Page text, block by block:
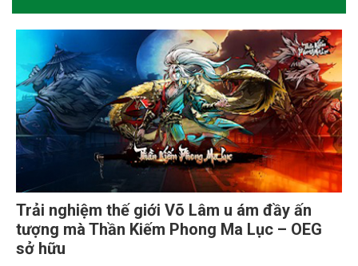
Trải nghiệm thế giới Võ Lâm u ám đầy ấn
tượng mà Thần Kiếm Phong Ma Lục – OEG
sở hữu